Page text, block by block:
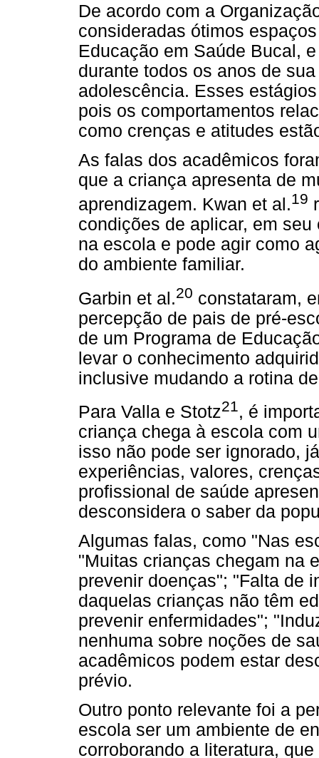
De acordo com a
consideradas ótimos
Educação em Saúde Bucal,
durante todos os anos de
adolescência. Esses
pois os comportamentos
como crenças e atitudes
As falas dos acadêmicos
que a criança apresenta de
aprendizagem. Kwan et al.19
condições de aplicar, em
na escola e pode agir como
do ambiente familiar.
Garbin et al.20 constataram,
percepção de pais de pré-
de um Programa de
levar o conhecimento
inclusive mudando a rotina
Para Valla e Stotz21, é
criança chega à escola com
isso não pode ser ignorado,
experiências, valores,
profissional de saúde
desconsidera o saber da
Algumas falas, como "Nas
"Muitas crianças chegam na
prevenir doenças"; "Falta de
daquelas crianças não têm
prevenir enfermidades";
nenhuma sobre noções de
acadêmicos podem estar
prévio.
Outro ponto relevante foi a
escola ser um ambiente de
corroborando a literatura,